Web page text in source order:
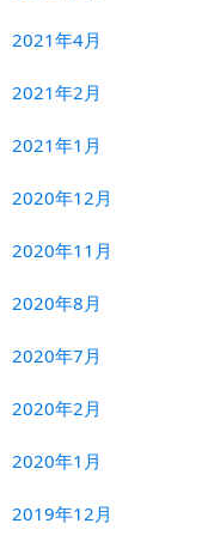
2021年4月
2021年2月
2021年1月
2020年12月
2020年11月
2020年8月
2020年7月
2020年2月
2020年1月
2019年12月